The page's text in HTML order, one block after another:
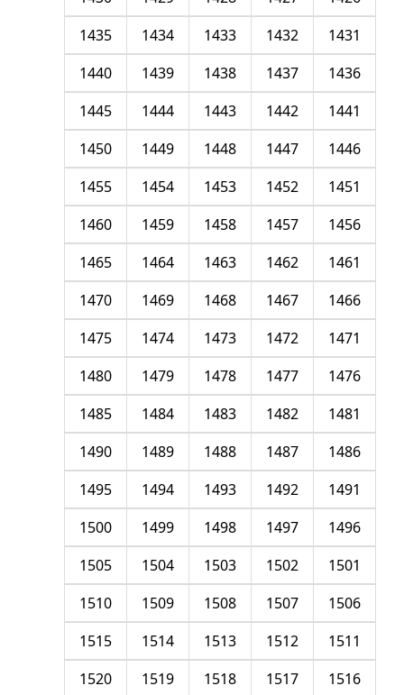
1431
1432
1433
1434
1435
1436
1437
1438
1439
1440
1441
1442
1443
1444
1445
1446
1447
1448
1449
1450
1451
1452
1453
1454
1455
1456
1457
1458
1459
1460
1461
1462
1463
1464
1465
1466
1467
1468
1469
1470
1471
1472
1473
1474
1475
1476
1477
1478
1479
1480
1481
1482
1483
1484
1485
1486
1487
1488
1489
1490
1491
1492
1493
1494
1495
1496
1497
1498
1499
1500
1501
1502
1503
1504
1505
1506
1507
1508
1509
1510
1511
1512
1513
1514
1515
1516
1517
1518
1519
1520